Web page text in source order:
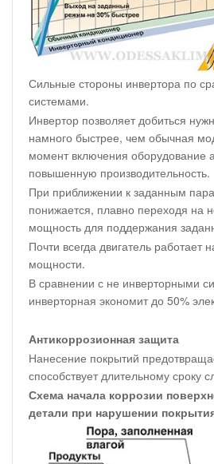
Сильные стороны инвертора по
системами.
Инвертор позволяет добиться
намного быстрее, чем обычная
момент включения оборудование
повышенную производительность.
При приближении к заданным
понижается, плавно переходя на
мощность для поддержания
Почти всегда двигатель работает
мощности.
В сравнении с не инверторными
инверторная экономит до 50%
Антикоррозионная защита
Нанесение покрытий
способствует длительному сроку
Схема начала коррозии
детали при нарушении